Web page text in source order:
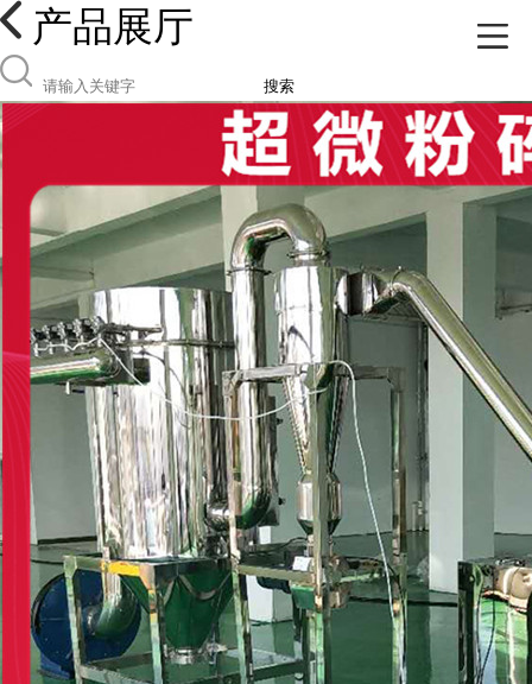
产品展厅
搜索